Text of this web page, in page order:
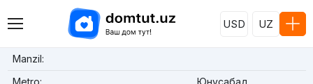
USD UZ
Manzil:
Metro:
Юнусабад